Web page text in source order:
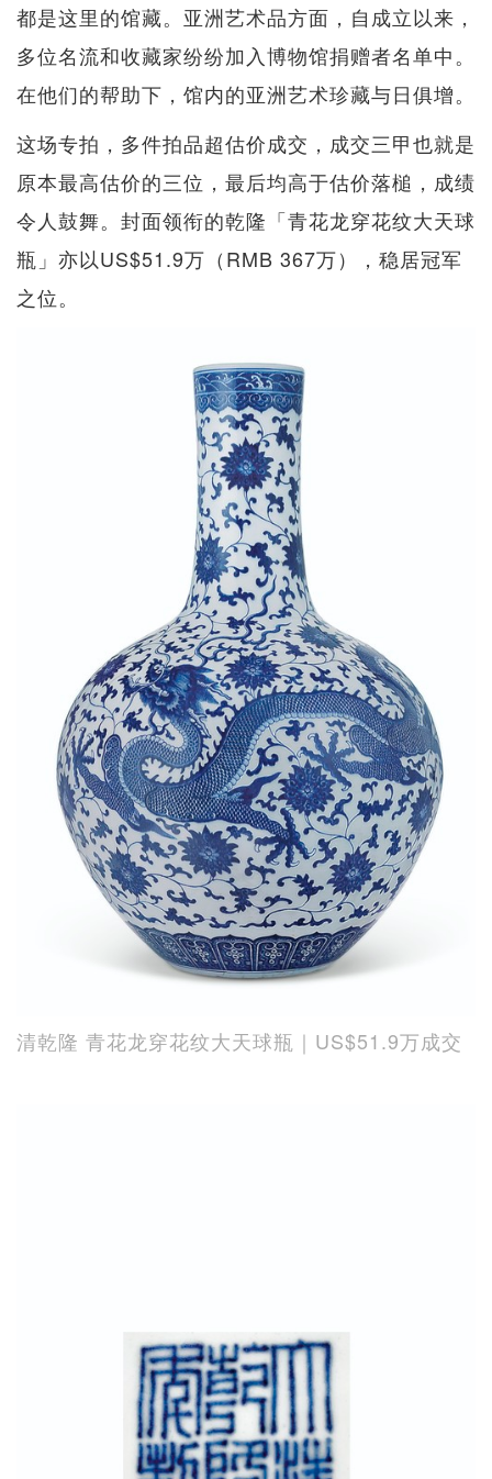
都是这里的馆藏。亚洲艺术品方面，自成立以来，
多位名流和收藏家纷纷加入博物馆捐赠者名单中。
在他们的帮助下，馆内的亚洲艺术珍藏与日俱增。
这场专拍，多件拍品超估价成交，成交三甲也就是
原本最高估价的三位，最后均高于估价落槌，成绩
令人鼓舞。封面领衔的乾隆「青花龙穿花纹大天球
瓶」亦以US$51.9万（RMB 367万），稳居冠军
之位。
清乾隆 青花龙穿花纹大天球瓶｜US$51.9万成交